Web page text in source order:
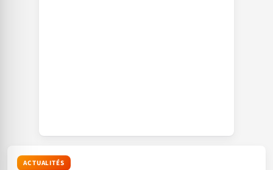
ACTUALITÉS